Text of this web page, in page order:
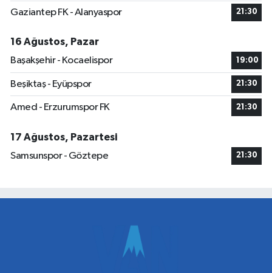
Gaziantep FK - Alanyaspor 21:30
16 Ağustos, Pazar
Başakşehir - Kocaelispor
19:00
Beşiktaş - Eyüpspor 21:30
Amed - Erzurumspor FK 21:30
17 Ağustos, Pazartesi
Samsunspor - Göztepe
21:30